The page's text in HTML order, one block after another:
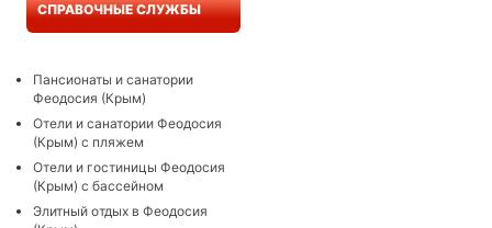
СПРАВОЧНЫЕ СЛУЖБЫ
Пансионаты и санатории
Феодосия (Крым)
Отели и санатории Феодосия
(Крым) с пляжем
Отели и гостиницы Феодосия
(Крым) с бассейном
Элитный отдых в Феодосия